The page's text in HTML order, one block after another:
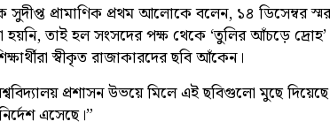
সুদীপ্ত প্রামাণিক প্রথম আলোকে বলেন, ১৪ ডিসেম্বর
তাই হল সংসদের পক্ষ থেকে ‘তুলির আঁচড়ে দ্রোহ’
স্বীকৃত রাজাকারদের ছবি আঁকেন।
প্রশাসন উভয়ে মিলে এই ছবিগুলো মুছে
এসেছে।”